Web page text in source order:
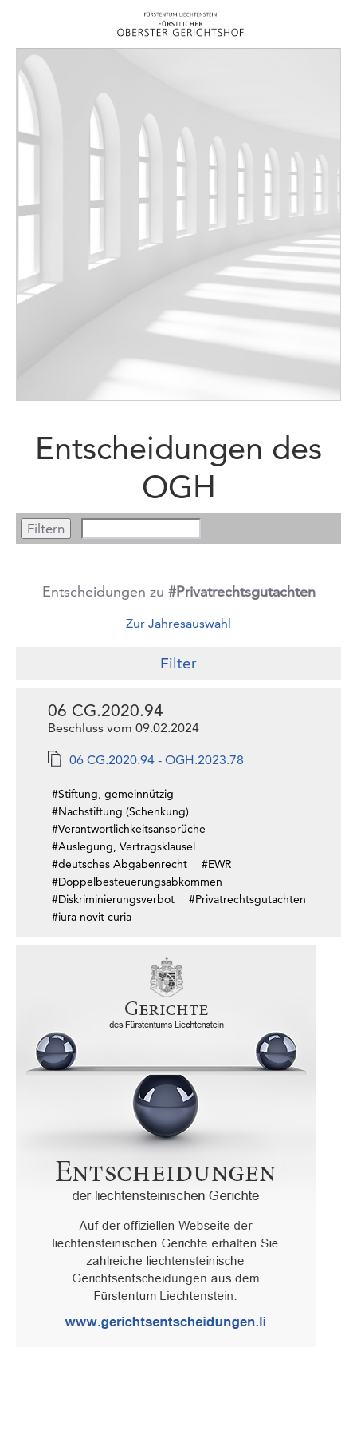
Entscheidungen des
OGH
Entscheidungen zu #Privatrechtsgutachten
Zur Jahresauswahl
Filter
06 CG.2020.94
Beschluss vom 09.02.2024
06 CG.2020.94 - OGH.2023.78
#Stiftung, gemeinnützig
#Nachstiftung (Schenkung)
#Verantwortlichkeitsansprüche
#Auslegung, Vertragsklausel
#deutsches Abgabenrecht
#EWR
#Doppelbesteuerungsabkommen
#Diskriminierungsverbot
#Privatrechtsgutachten
#iura novit curia